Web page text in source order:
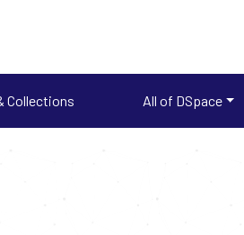
Collections All of DSpace